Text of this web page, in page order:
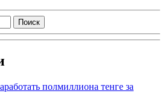
полмиллиона тенге за